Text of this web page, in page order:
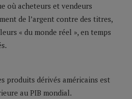
où acheteurs et vendeurs
de l’argent contre des titres,
« du monde réel », en temps
produits dérivés américains est
au PIB mondial.